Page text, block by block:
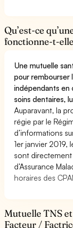
Qu’est-ce
fonctionne-t-
Une mutuelle
pour rembourser
indépendants en
soins dentaires,
Auparavant, la
régie par le
d’informations
1er janvier 2019,
sont directement
d’Assurance
horaires des
Mutuelle TNS
Facteur /